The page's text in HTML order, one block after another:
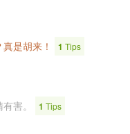
是胡来！ 1 Tips
害。 1 Tips